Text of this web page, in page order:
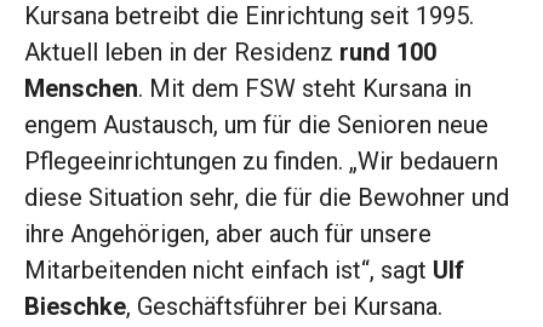
Kursana betreibt die Einrichtung seit 1995.
Aktuell leben in der Residenz rund 100
Menschen. Mit dem FSW steht Kursana in
engem Austausch, um für die Senioren neue
Pflegeeinrichtungen zu finden. „Wir bedauern
diese Situation sehr, die für die Bewohner und
ihre Angehörigen, aber auch für unsere
Mitarbeitenden nicht einfach ist“, sagt Ulf
Bieschke, Geschäftsführer bei Kursana.